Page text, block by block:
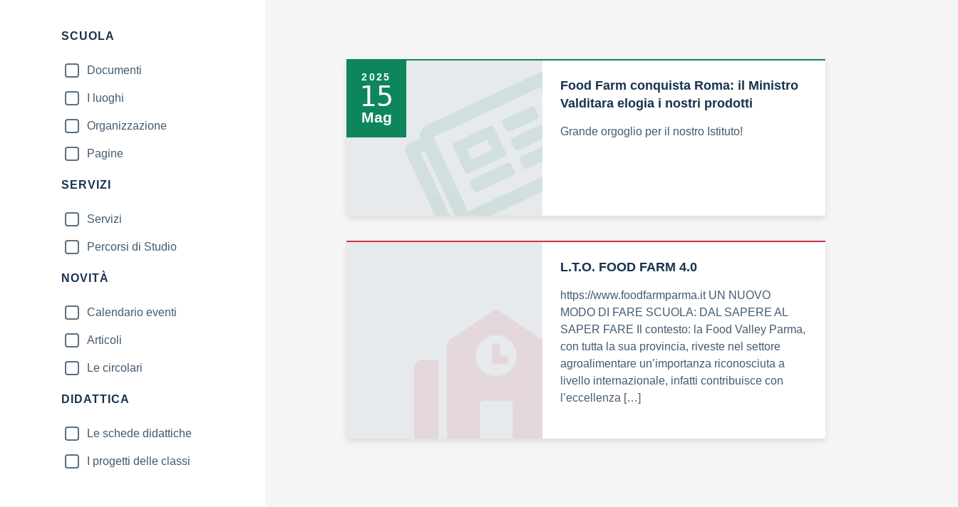
Filtri
SCUOLA
Documenti
I luoghi
Organizzazione
Pagine
SERVIZI
Servizi
Percorsi di Studio
NOVITÀ
Calendario eventi
Articoli
Le circolari
DIDATTICA
Le schede didattiche
I progetti delle classi
2025
15
Mag
Food Farm conquista Roma: il Ministro
Valditara elogia i nostri prodotti
Grande orgoglio per il nostro Istituto!
L.T.O. FOOD FARM 4.0
https://www.foodfarmparma.it UN NUOVO
MODO DI FARE SCUOLA: DAL SAPERE AL
SAPER FARE Il contesto: la Food Valley Parma,
con tutta la sua provincia, riveste nel settore
agroalimentare un’importanza riconosciuta a
livello internazionale, infatti contribuisce con
l’eccellenza […]